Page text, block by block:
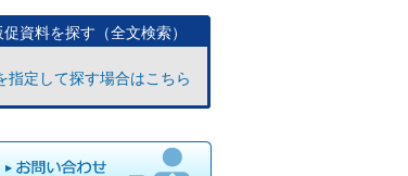
促資料を探す（全文検索）
指定して探す場合はこちら